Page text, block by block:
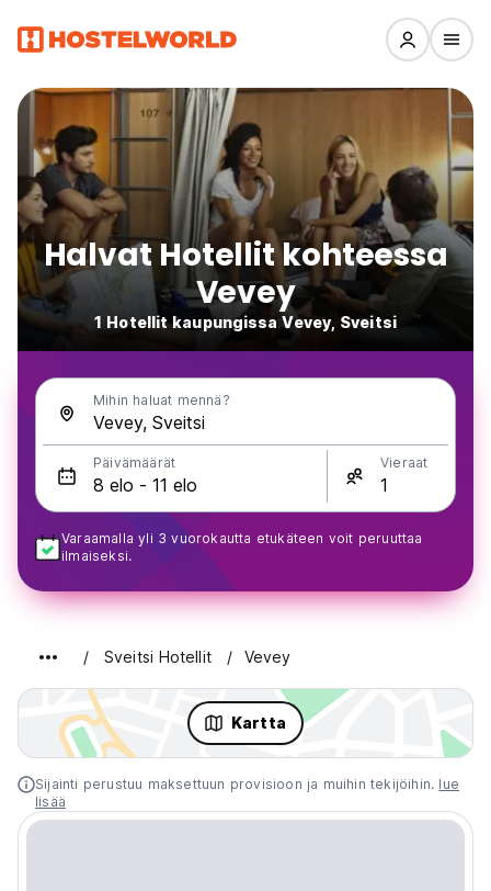
Halvat Hotellit kohteessa
Vevey
1 Hotellit kaupungissa Vevey, Sveitsi
Mihin haluat mennä?
Päivämäärät Vieraat
Varaamalla yli 3 vuorokautta etukäteen voit peruuttaa
ilmaiseksi.
Sveitsi Hotellit Vevey
Kartta
Sijainti perustuu maksettuun provisioon ja muihin tekijöihin. lue
lisää